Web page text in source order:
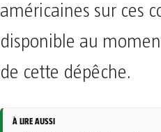
américaines sur ces
disponible au
de cette dépêche.
À LIRE AUSSI